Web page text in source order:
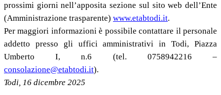
prossimi giorni nell’apposita sezione sul sito web dell’Ente
(Amministrazione trasparente) www.etabtodi.it.
Per maggiori informazioni è possibile contattare il personale
addetto presso gli uffici amministrativi in Todi, Piazza
Umberto I, n.6 (tel. 0758942216 –
consolazione@etabtodi.it).
Todi, 16 dicembre 2025